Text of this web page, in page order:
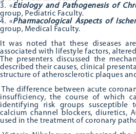
3. «Etiology and Pathogenesis of
group, Pediatric Faculty.
4. «Pharmacological Aspects of
group, Medical Faculty.
It was noted that these diseases
associated with lifestyle factors,
The presenters discussed the
described their causes, clinical
structure of atherosclerotic plaques
The difference between acute
insufficiency, the course of which
identifying risk groups susceptible
calcium channel blockers, diuretics,
used in the treatment of coronary